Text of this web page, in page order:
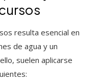
resulta esencial en
de agua y un
suelen aplicarse